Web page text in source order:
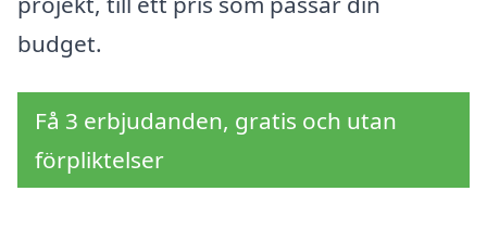
budget.
Få 3 erbjudanden, gratis och utan
förpliktelser